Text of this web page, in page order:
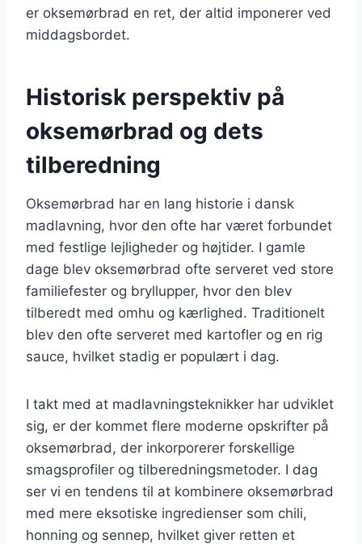
er oksemørbrad en ret, der altid imponerer ved
middagsbordet.
Historisk perspektiv på
oksemørbrad og dets
tilberedning
Oksemørbrad har en lang historie i dansk
madlavning, hvor den ofte har været forbundet
med festlige lejligheder og højtider. I gamle
dage blev oksemørbrad ofte serveret ved store
familiefester og bryllupper, hvor den blev
tilberedt med omhu og kærlighed. Traditionelt
blev den ofte serveret med kartofler og en rig
sauce, hvilket stadig er populært i dag.
I takt med at madlavningsteknikker har udviklet
sig, er der kommet flere moderne opskrifter på
oksemørbrad, der inkorporerer forskellige
smagsprofiler og tilberedningsmetoder. I dag
ser vi en tendens til at kombinere oksemørbrad
med mere eksotiske ingredienser som chili,
honning og sennep, hvilket giver retten et